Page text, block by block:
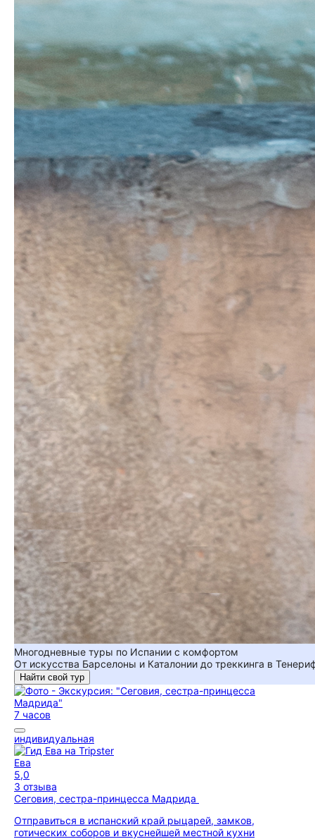
Многодневные туры по Испании с комфортом
От искусства Барселоны и Каталонии до треккинга в
Найти свой тур
7 часов
индивидуальная
Ева
5,0
3 отзыва
Сеговия, сестра-принцесса Мадрида
Отправиться в испанский край рыцарей, замков,
готических соборов и вкуснейшей местной кухни